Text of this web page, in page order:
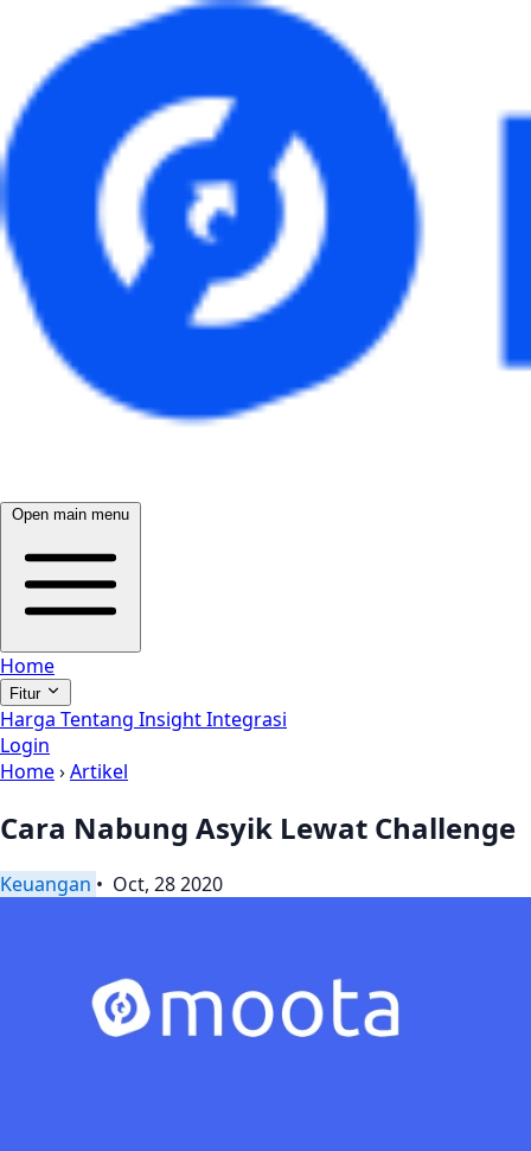
Open main menu
Home
Fitur
Harga Tentang InsightIntegrasi
Login
Home›Artikel
Cara Nabung Asyik Lewat Challenge
Keuangan • Oct, 28 2020